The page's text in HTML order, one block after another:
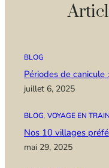
BLOG
Périodes de
juillet 6, 2025
BLOG, VOYAGE EN TRAIN
Nos 10 villages
mai 29, 2025